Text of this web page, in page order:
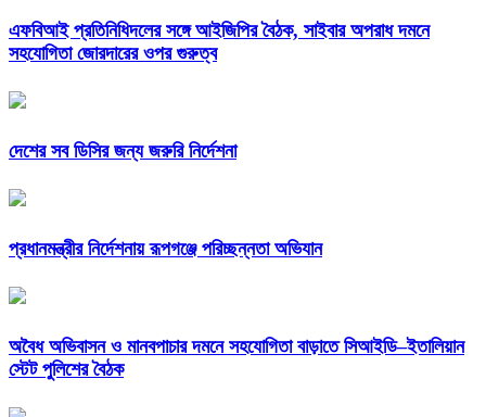
এফবিআই প্রতিনিধিদলের সঙ্গে আইজিপির বৈঠক, সাইবার অপরাধ দমনে
সহযোগিতা জোরদারের ওপর গুরুত্ব
দেশের সব ডিসির জন্য জরুরি নির্দেশনা
প্রধানমন্ত্রীর নির্দেশনায় রূপগঞ্জে পরিচ্ছন্নতা অভিযান
অবৈধ অভিবাসন ও মানবপাচার দমনে সহযোগিতা বাড়াতে সিআইডি–ইতালিয়ান
স্টেট পুলিশের বৈঠক